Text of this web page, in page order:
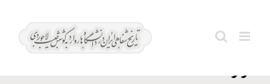
عالیخانی،
نوار ۱۳